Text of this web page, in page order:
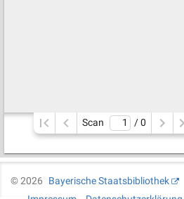
Scan / 0
©2026
Bayerische Staatsbibliothek